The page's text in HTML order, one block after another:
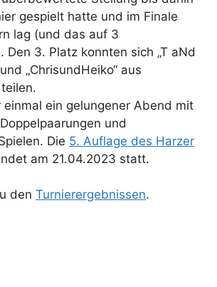
gespielt hatte und im Finale
lag (und das auf 3
Den 3. Platz konnten sich „T aNd
„ChrisundHeiko“ aus
einmal ein gelungener Abend mit
und
Die 5. Auflage des Harzer
am 21.04.2023 statt.
den Turnierergebnissen.